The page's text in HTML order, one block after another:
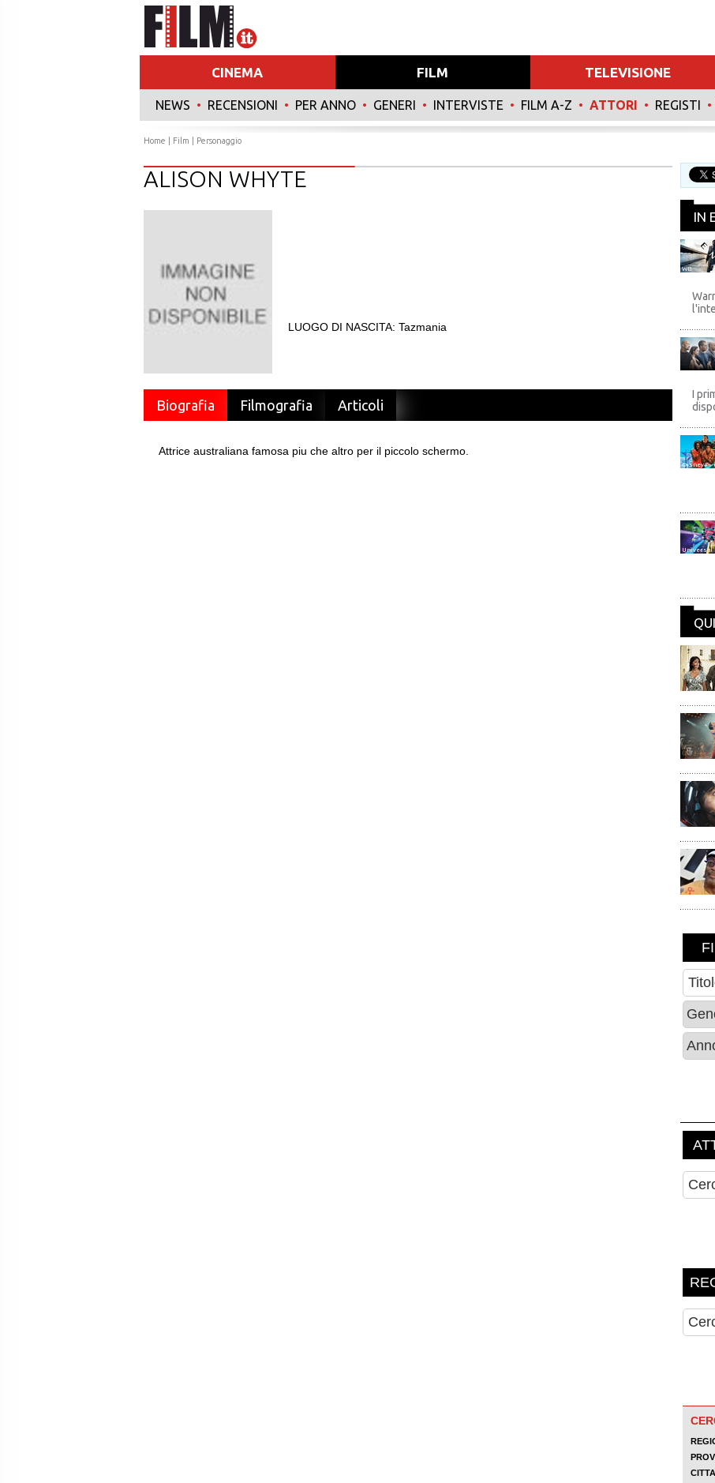
CINEMA FILM TELEVISIONE
NEWS • RECENSIONI • PER ANNO • GENERI • INTERVISTE • FILM A-Z • ATTORI • REGISTI •
Home Film | Personaggio
ALISON WHYTE
LUOGO DI NASCITA: Tazmania
Biografia Filmografia Articoli
Attrice australiana famosa piu che altro per il piccolo schermo.
IN
WB
I
Disney+
Universal